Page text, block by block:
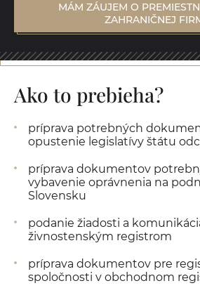
MÁM ZÁUJEM O
ZAHRANIČNEJ
Ako to prebieha?
príprava potrebných
opustenie legislatívy štátu
príprava dokumentov
vybavenie oprávnenia na
Slovensku
podanie žiadosti a
živnostenským registrom
príprava dokumentov pre
spoločnosti v obchodnom